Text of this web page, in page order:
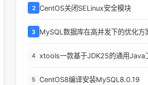
2 CentOS关闭SELinux安全模块
3 MySQL数据库在高并发下的优化方
4 xtools一款基于JDK25的通用Java
5 CentOS8编译安装MySQL8.0.19